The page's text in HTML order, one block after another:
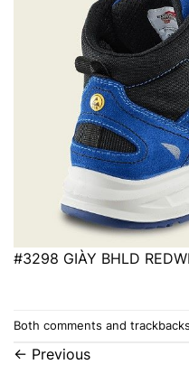
#3298 GIÀY BHLD
Both comments and
← Previous